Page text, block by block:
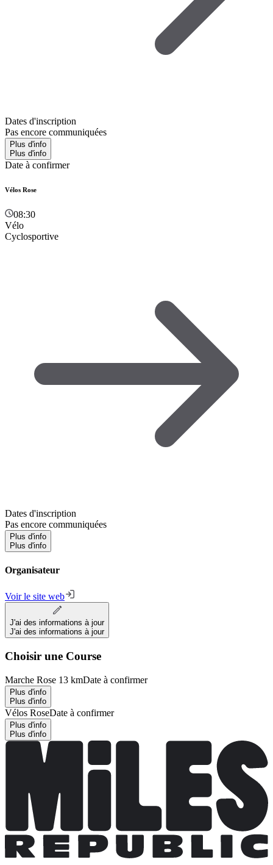
Dates d'inscription
Pas encore communiquées
Plus d'info
Plus d'info
Date à confirmer
Vélos Rose
08:30
Vélo
Cyclosportive
Dates d'inscription
Pas encore communiquées
Plus d'info
Plus d'info
Organisateur
Voir le site web
J'ai des informations à jour
J'ai des informations à jour
Choisir une Course
Marche Rose 13 kmDate à confirmer
Plus d'info
Plus d'info
Vélos RoseDate à confirmer
Plus d'info
Plus d'info